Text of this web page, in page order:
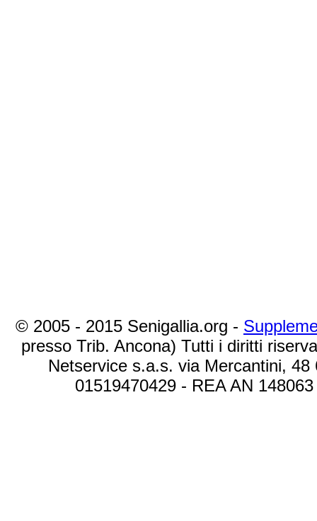
© 2005 - 2015 Senigallia.org -
presso Trib. Ancona) Tutti i diritti
Netservice s.a.s. via Mercantini,
01519470429 - REA AN